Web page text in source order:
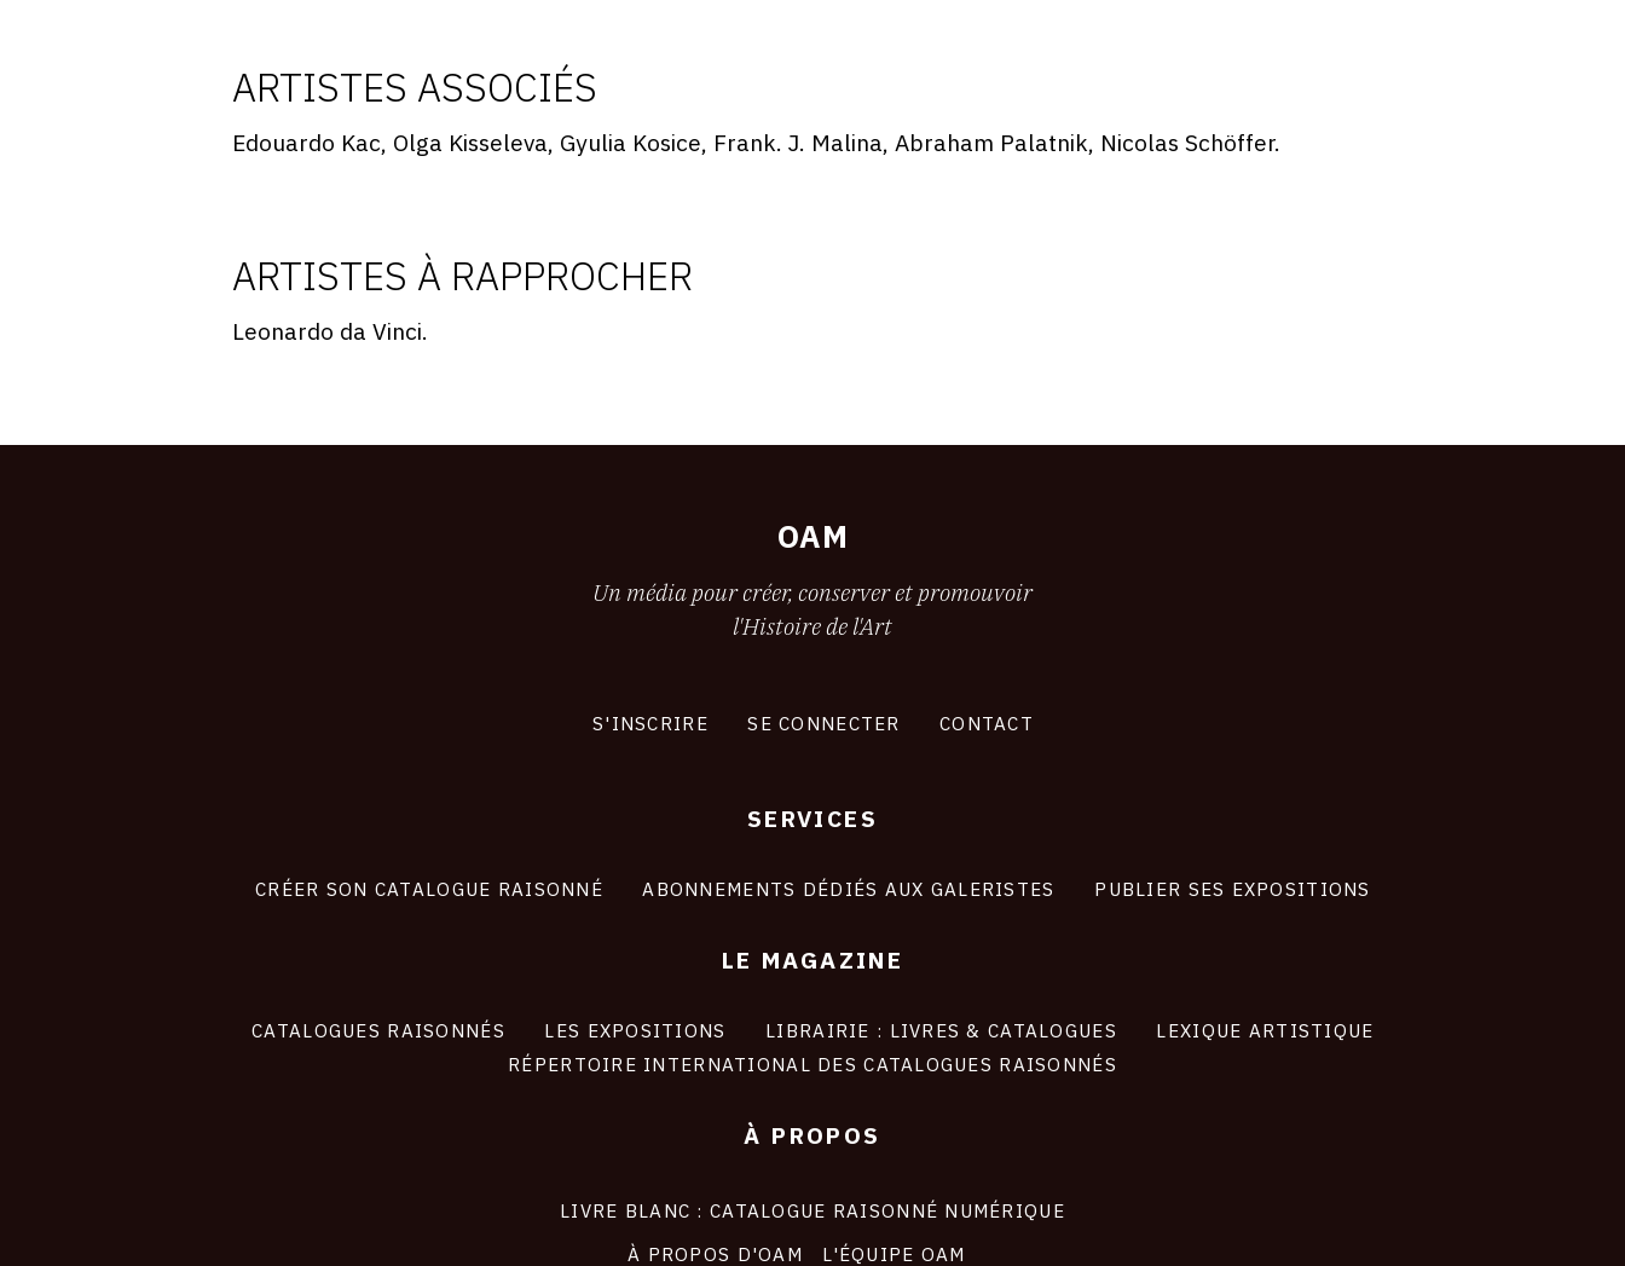
ARTISTES ASSOCIÉS
Edouardo Kac, Olga Kisseleva, Gyulia Kosice, Frank. J. Malina, Abraham Palatnik, Nicolas Schöffer.
ARTISTES À RAPPROCHER
Leonardo da Vinci.
OAM
Un média pour créer, conserver et promouvoir
l'Histoire de l'Art
S'INSCRIRE SE CONNECTER CONTACT
SERVICES
CRÉER SON CATALOGUE RAISONNÉ ABONNEMENTS DÉDIÉS AUX GALERISTES PUBLIER SES EXPOSITIONS
LE MAGAZINE
CATALOGUES RAISONNÉS LES EXPOSITIONS LIBRAIRIE : LIVRES & CATALOGUES
LEXIQUE ARTISTIQUE
RÉPERTOIRE INTERNATIONAL DES CATALOGUES RAISONNÉS
À PROPOS
LIVRE BLANC : CATALOGUE RAISONNÉ NUMÉRIQUE
À PROPOS D'OAM
L'ÉQUIPE OAM